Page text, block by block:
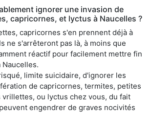
ignorer une invasion de
capricornes, et lyctus à Naucelles ?
capricornes s'en prennent déjà à
ne s'arrêteront pas là, à moins que
réactif pour facilement mettre fin
limite suicidaire, d'ignorer les
de capricornes, termites, petites
ou lyctus chez vous, du fait
engendrer de graves nocivités